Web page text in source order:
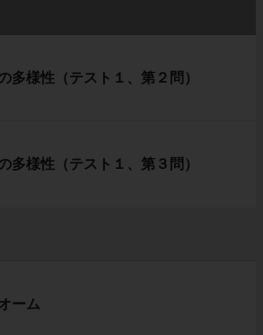
多様性（テスト１、第２問）
多様性（テスト１、第３問）
ーム